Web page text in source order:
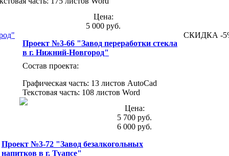
Цена:
5 000 руб.
СКИДКА -
Проект №3-66 "Завод переработки стекла
в г. Нижний-Новгород"
Состав проекта:
Графическая часть: 13 листов AutoCad
Текстовая часть: 108 листов Word
Цена:
5 700 руб.
6 000 руб.
Проект №3-72 "Завод безалкогольных
напитков в г. Туапсе"